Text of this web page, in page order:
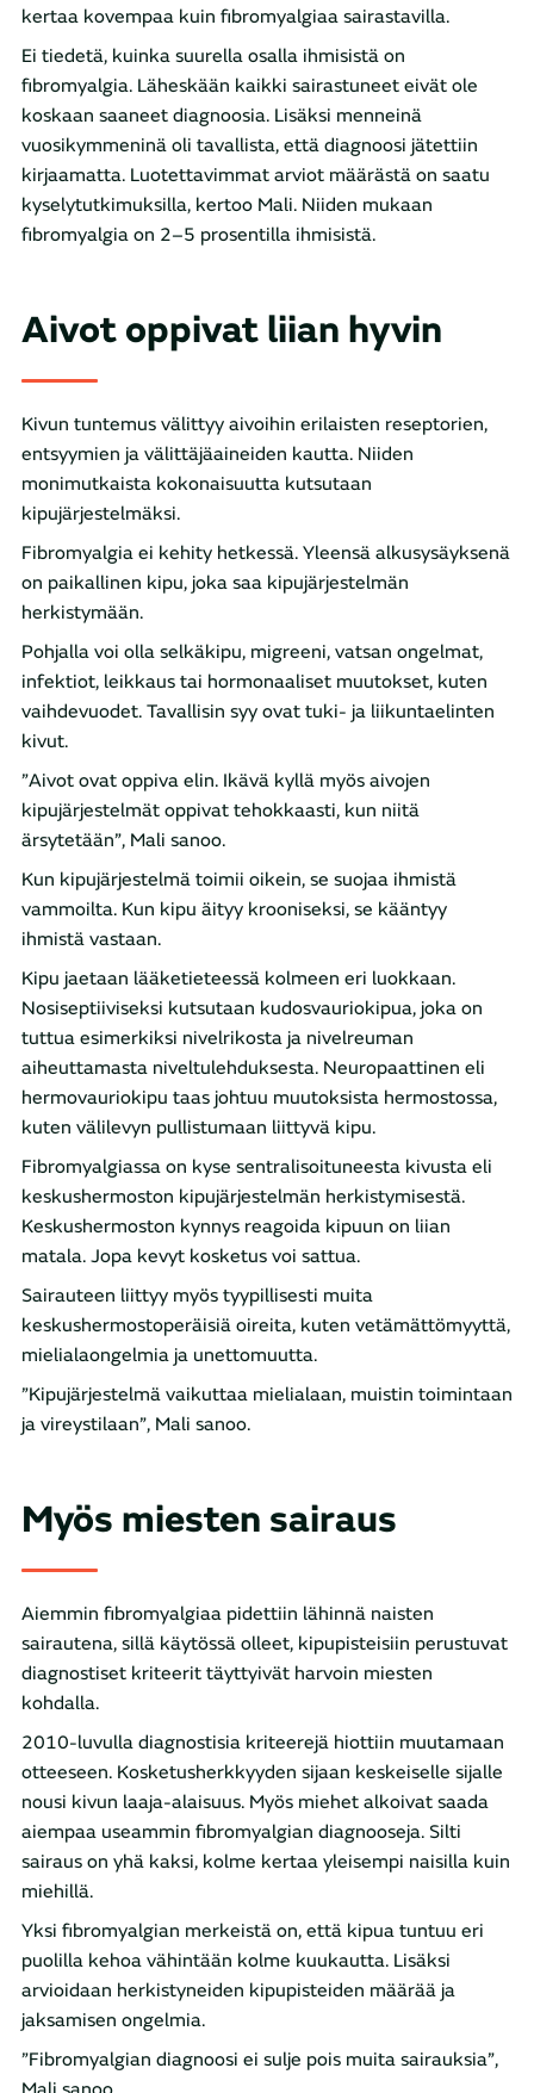
kertaa kovempaa kuin fibromyalgiaa sairastavilla.
Ei tiedetä, kuinka suurella osalla ihmisistä on
fibromyalgia. Läheskään kaikki sairastuneet eivät ole
koskaan saaneet diagnoosia. Lisäksi menneinä
vuosikymmeninä oli tavallista, että diagnoosi jätettiin
kirjaamatta. Luotettavimmat arviot määrästä on saatu
kyselytutkimuksilla, kertoo Mali. Niiden mukaan
fibromyalgia on 2–5 prosentilla ihmisistä.
Aivot oppivat liian hyvin
Kivun tuntemus välittyy aivoihin erilaisten reseptorien,
entsyymien ja välittäjäaineiden kautta. Niiden
monimutkaista kokonaisuutta kutsutaan
kipujärjestelmäksi.
Fibromyalgia ei kehity hetkessä. Yleensä alkusysäyksenä
on paikallinen kipu, joka saa kipujärjestelmän
herkistymään.
Pohjalla voi olla selkäkipu, migreeni, vatsan ongelmat,
infektiot, leikkaus tai hormonaaliset muutokset, kuten
vaihdevuodet. Tavallisin syy ovat tuki- ja liikuntaelinten
kivut.
”Aivot ovat oppiva elin. Ikävä kyllä myös aivojen
kipujärjestelmät oppivat tehokkaasti, kun niitä
ärsytetään”, Mali sanoo.
Kun kipujärjestelmä toimii oikein, se suojaa ihmistä
vammoilta. Kun kipu äityy krooniseksi, se kääntyy
ihmistä vastaan.
Kipu jaetaan lääketieteessä kolmeen eri luokkaan.
Nosiseptiiviseksi kutsutaan kudosvauriokipua, joka on
tuttua esimerkiksi nivelrikosta ja nivelreuman
aiheuttamasta niveltulehduksesta. Neuropaattinen eli
hermovauriokipu taas johtuu muutoksista hermostossa,
kuten välilevyn pullistumaan liittyvä kipu.
Fibromyalgiassa on kyse sentralisoituneesta kivusta eli
keskushermoston kipujärjestelmän herkistymisestä.
Keskushermoston kynnys reagoida kipuun on liian
matala. Jopa kevyt kosketus voi sattua.
Sairauteen liittyy myös tyypillisesti muita
keskushermostoperäisiä oireita, kuten vetämättömyyttä,
mielialaongelmia ja unettomuutta.
”Kipujärjestelmä vaikuttaa mielialaan, muistin toimintaan
ja vireystilaan”, Mali sanoo.
Myös miesten sairaus
Aiemmin fibromyalgiaa pidettiin lähinnä naisten
sairautena, sillä käytössä olleet, kipupisteisiin perustuvat
diagnostiset kriteerit täyttyivät harvoin miesten
kohdalla.
2010-luvulla diagnostisia kriteerejä hiottiin muutamaan
otteeseen. Kosketusherkkyyden sijaan keskeiselle sijalle
nousi kivun laaja-alaisuus. Myös miehet alkoivat saada
aiempaa useammin fibromyalgian diagnooseja. Silti
sairaus on yhä kaksi, kolme kertaa yleisempi naisilla kuin
miehillä.
Yksi fibromyalgian merkeistä on, että kipua tuntuu eri
puolilla kehoa vähintään kolme kuukautta. Lisäksi
arvioidaan herkistyneiden kipupisteiden määrää ja
jaksamisen ongelmia.
”Fibromyalgian diagnoosi ei sulje pois muita sairauksia”,